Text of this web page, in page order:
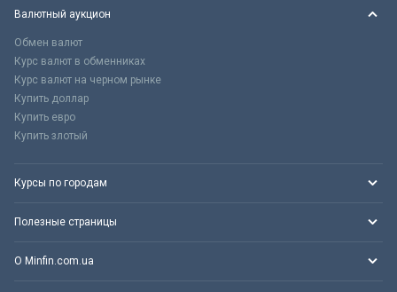
Валютный аукцион
Обмен валют
Курс валют в обменниках
Курс валют на черном рынке
Купить доллар
Купить евро
Купить злотый
Курсы по городам
Полезные страницы
О Minfin.com.ua